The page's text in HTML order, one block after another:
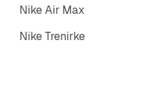
Nike Air Max
Nike Trenirke